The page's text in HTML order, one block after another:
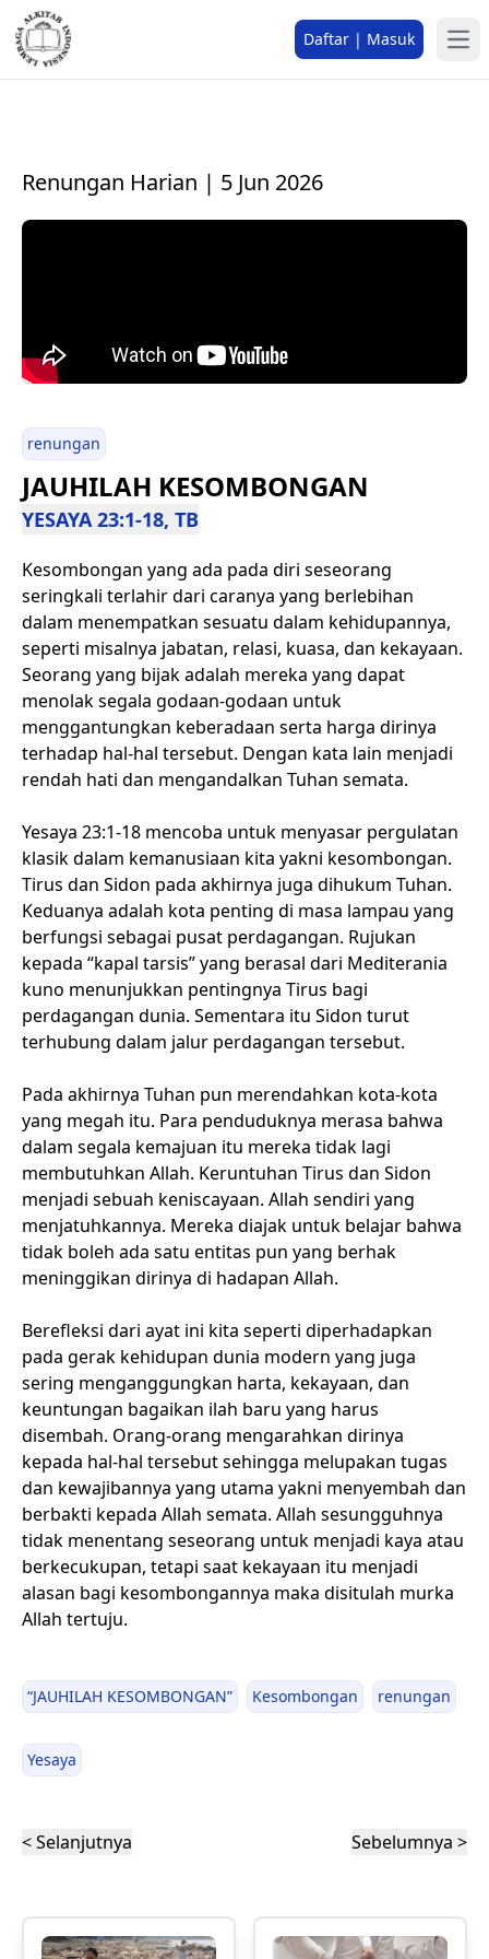
Daftar | Masuk
Renungan Harian | 5 Jun 2026
renungan
JAUHILAH KESOMBONGAN
YESAYA 23:1-18, TB
Kesombongan yang ada pada diri seseorang
seringkali terlahir dari caranya yang berlebihan
dalam menempatkan sesuatu dalam kehidupannya,
seperti misalnya jabatan, relasi, kuasa, dan kekayaan.
Seorang yang bijak adalah mereka yang dapat
menolak segala godaan-godaan untuk
menggantungkan keberadaan serta harga dirinya
terhadap hal-hal tersebut. Dengan kata lain menjadi
rendah hati dan mengandalkan Tuhan semata.
Yesaya 23:1-18 mencoba untuk menyasar pergulatan
klasik dalam kemanusiaan kita yakni kesombongan.
Tirus dan Sidon pada akhirnya juga dihukum Tuhan.
Keduanya adalah kota penting di masa lampau yang
berfungsi sebagai pusat perdagangan. Rujukan
kepada “kapal tarsis” yang berasal dari Mediterania
kuno menunjukkan pentingnya Tirus bagi
perdagangan dunia. Sementara itu Sidon turut
terhubung dalam jalur perdagangan tersebut.
Pada akhirnya Tuhan pun merendahkan kota-kota
yang megah itu. Para penduduknya merasa bahwa
dalam segala kemajuan itu mereka tidak lagi
membutuhkan Allah. Keruntuhan Tirus dan Sidon
menjadi sebuah keniscayaan. Allah sendiri yang
menjatuhkannya. Mereka diajak untuk belajar bahwa
tidak boleh ada satu entitas pun yang berhak
meninggikan dirinya di hadapan Allah.
Berefleksi dari ayat ini kita seperti diperhadapkan
pada gerak kehidupan dunia modern yang juga
sering menganggungkan harta, kekayaan, dan
keuntungan bagaikan ilah baru yang harus
disembah. Orang-orang mengarahkan dirinya
kepada hal-hal tersebut sehingga melupakan tugas
dan kewajibannya yang utama yakni menyembah dan
berbakti kepada Allah semata. Allah sesungguhnya
tidak menentang seseorang untuk menjadi kaya atau
berkecukupan, tetapi saat kekayaan itu menjadi
alasan bagi kesombongannya maka disitulah murka
Allah tertuju.
“JAUHILAH KESOMBONGAN” Kesombongan renungan
Yesaya
< Selanjutnya Sebelumnya >